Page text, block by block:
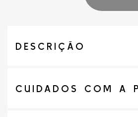
DESCRIÇÃO
CUIDADOS COM A